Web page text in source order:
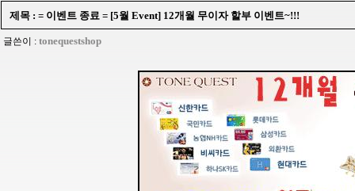
제목 : = 이벤트 종료 = [5월 Event] 12개월 무이자 할부 이벤트~!!!
글쓴이 : tonequestshop